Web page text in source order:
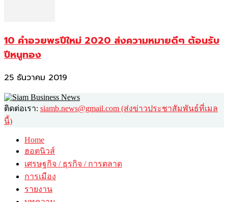
10 คำอวยพรปีใหม่ 2020 ส่งความหมายดีๆ ต้อนรับ
ปีหนูทอง
25 ธันวาคม 2019
ติดต่อเรา: siamb.news@gmail.com (ส่งข่าวประชาสัมพันธ์ที่เมล
นี้)
Home
ฮอตนิวส์
เศรษฐกิจ / ธุรกิจ / การตลาด
การเมือง
รายงาน